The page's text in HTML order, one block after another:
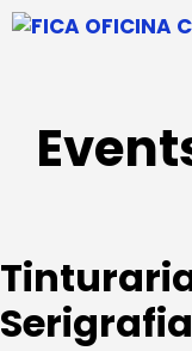
Saltar
para
Serigrafia